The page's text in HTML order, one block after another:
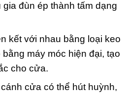
đùn ép thành tấm dạng
kết với nhau bằng loại keo
máy móc hiện đại, tạo
cho cửa.
cửa có thể hút huỳnh,